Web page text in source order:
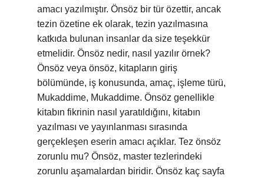
amacı yazılmıştır. Önsöz bir tür özettir, ancak
tezin özetine ek olarak, tezin yazılmasına
katkıda bulunan insanlar da size teşekkür
etmelidir. Önsöz nedir, nasıl yazılır örnek?
Önsöz veya önsöz, kitapların giriş
bölümünde, iş konusunda, amaç, işleme türü,
Mukaddime, Mukaddime. Önsöz genellikle
kitabın fikrinin nasıl yaratıldığını, kitabın
yazılması ve yayınlanması sırasında
gerçekleşen eserin amacı açıklar. Tez önsöz
zorunlu mu? Önsöz, master tezlerindeki
zorunlu aşamalardan biridir. Önsöz kaç sayfa